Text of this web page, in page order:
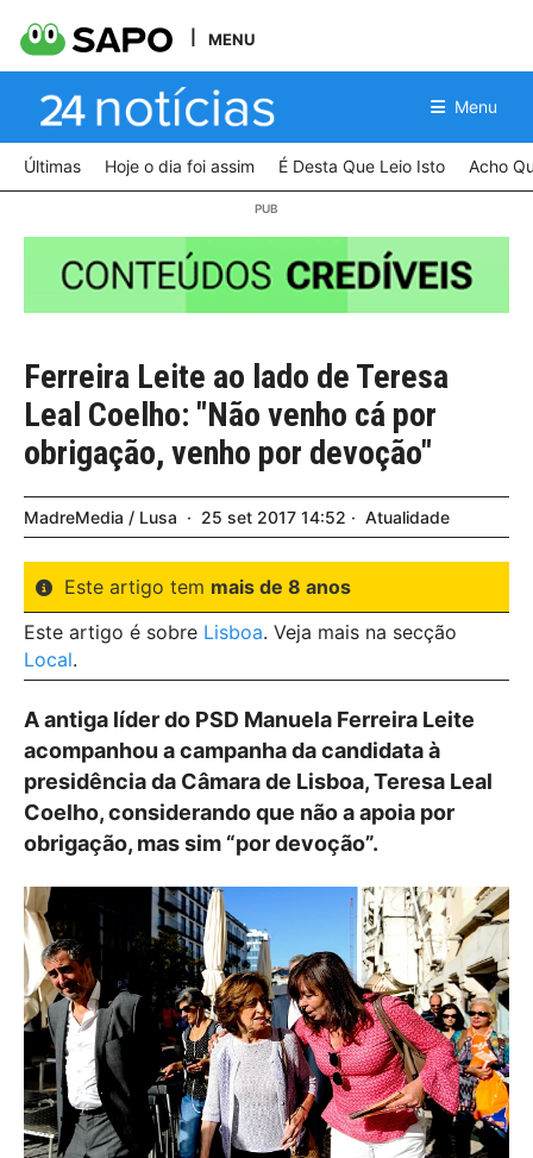
MENU
Menu
Últimas Hoje o dia foi assim É Desta Que Leio Isto Acho
Ferreira Leite ao lado de Teresa
Leal Coelho: "Não venho cá por
obrigação, venho por devoção"
MadreMedia / Lusa 25 set 2017 14:52 Atualidade
Este artigo tem mais de 8 anos
Este artigo é sobre Lisboa. Veja mais na secção
Local.
A antiga líder do PSD Manuela Ferreira Leite
acompanhou a campanha da candidata à
presidência da Câmara de Lisboa, Teresa Leal
Coelho, considerando que não a apoia por
obrigação, mas sim “por devoção”.